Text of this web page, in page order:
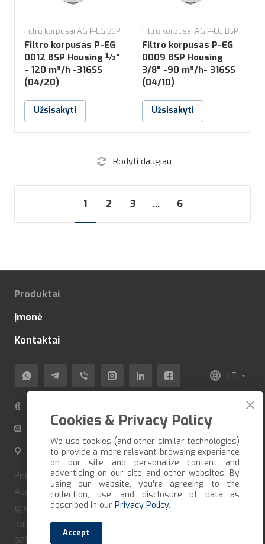
Filtrų korpusai AG P-EG BSP
Filtro korpusas P-EG
0012 BSP Housing ½"
- 120 m³/h -316SS
(04/20)
Užsisakyti
Filtrų korpusai AG P-EG BSP
Filtro korpusas P-EG
0009 BSP Housing
3/8" -90 m³/h- 316SS
(04/10)
Užsisakyti
Rodyti daugiau
1 2 3 ... 6
Produktai
Įmonė
Kontaktai
LT
info@veza-e.lt
Švitrigailos g. 11K-109, LT-03228 Vilnius, Lietuva
Pristatome prekes per trumpiausią įmanomą terminą.
Atsiėmimo galimybė susitarus iš anksto. Jei norite
greitai gauti savo užsakymą, turite jį suformuoti ir iš
karto apmokėti. Mūsų įmonė bendradarbiauja tik su
patikimais vežėjais ir kurjeriais. Pristatome visoje
Cookies & Privacy Policy
We use cookies (and other similar technologies)
to provide a more relevant browsing experience
on our site and personalize content and
advertising on our site and other websites. By
using our website, you're agreeing to the
collection, use, and disclosure of data as
described in our Privacy Policy.
Accept